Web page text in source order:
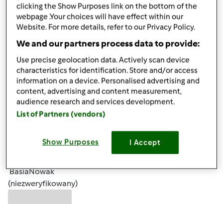
śr., 11/20/2019 - 01:04
troche porad w sprawie odchudzania znajdziesz tu :
https://euphorer.com/pl/vanefist-neoSą różne sposoby,
warto wiedziec
zarejestruj sięaby dodawać
BasiaNowak
(niezweryfikowany)
clicking the Show Purposes link on the bottom of the
webpage .Your choices will have effect within our
Website. For more details, refer to our Privacy Policy.
We and our partners process data to provide:
Use precise geolocation data. Actively scan device
characteristics for identification. Store and/or access
information on a device. Personalised advertising and
content, advertising and content measurement,
audience research and services development.
List of Partners (vendors)
Show Purposes I Accept